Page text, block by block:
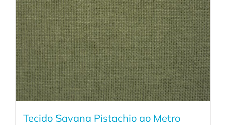
Tecido Savana Pistachio ao Metro